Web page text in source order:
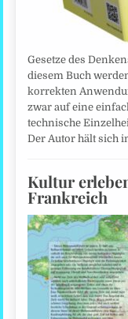
Gesetze des
diesem Buch
korrekten
zwar auf eine
technische
Der Autor hält sich
Kultur
Frankreich